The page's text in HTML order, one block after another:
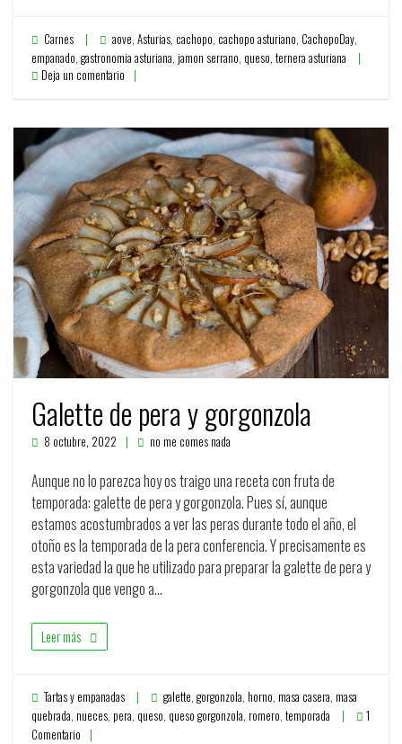
Carnes aove, Asturias, cachopo, cachopo asturiano, CachopoDay,
empanado, gastronomia asturiana, jamon serrano, queso, ternera asturiana
Deja un comentario
Galette de pera y gorgonzola
8 octubre, 2022 no me comes nada
Aunque no lo parezca hoy os traigo una receta con fruta de
temporada: galette de pera y gorgonzola. Pues sí, aunque
estamos acostumbrados a ver las peras durante todo el año, el
otoño es la temporada de la pera conferencia. Y precisamente es
esta variedad la que he utilizado para preparar la galette de pera y
gorgonzola que vengo a…
Leer más
Tartas y empanadas galette, gorgonzola, horno, masa casera, masa
quebrada, nueces, pera, queso, queso gorgonzola, romero, temporada
1
Comentario